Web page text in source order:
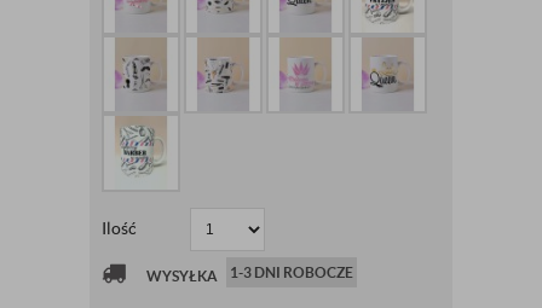
Ilość
WYSYŁKA 1-3 DNI ROBOCZE